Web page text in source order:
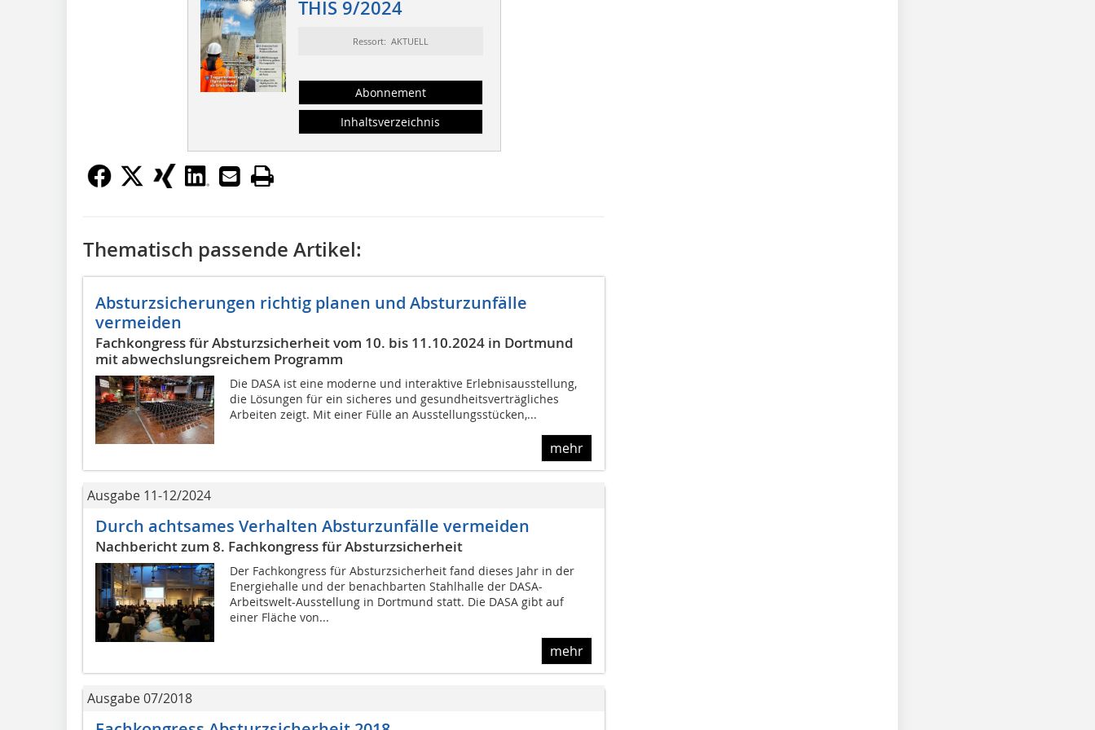
THIS 9/2024
Ressort: AKTUELL
Abonnement
Inhaltsverzeichnis
Thematisch passende Artikel:
Absturzsicherungen richtig planen und Absturzunfälle
vermeiden
Fachkongress für Absturzsicherheit vom 10. bis 11.10.2024 in Dortmund
mit abwechslungsreichem Programm
Die DASA ist eine moderne und interaktive Erlebnisausstellung,
die Lösungen für ein sicheres und gesundheitsverträgliches
Arbeiten zeigt. Mit einer Fülle an Ausstellungsstücken,...
mehr
Ausgabe 11-12/2024
Durch achtsames Verhalten Absturzunfälle vermeiden
Nachbericht zum 8. Fachkongress für Absturzsicherheit
Der Fachkongress für Absturzsicherheit fand dieses Jahr in der
Energiehalle und der benachbarten Stahlhalle der DASA-
Arbeitswelt-Ausstellung in Dortmund statt. Die DASA gibt auf
einer Fläche von...
mehr
Ausgabe 07/2018